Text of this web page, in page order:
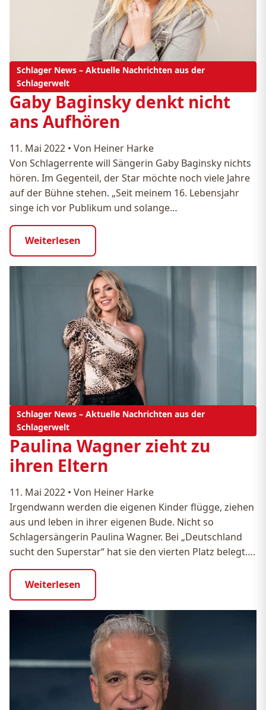
Schlager News – Aktuelle Nachrichten aus der
Schlagerwelt
Gaby Baginsky denkt nicht
ans Aufhören
11. Mai 2022 • Von Heiner Harke
Von Schlagerrente will Sängerin Gaby Baginsky nichts
hören. Im Gegenteil, der Star möchte noch viele Jahre
auf der Bühne stehen. „Seit meinem 16. Lebensjahr
singe ich vor Publikum und solange…
Weiterlesen
Schlager News – Aktuelle Nachrichten aus der
Schlagerwelt
Paulina Wagner zieht zu
ihren Eltern
11. Mai 2022 • Von Heiner Harke
Irgendwann werden die eigenen Kinder flügge, ziehen
aus und leben in ihrer eigenen Bude. Nicht so
Schlagersängerin Paulina Wagner. Bei „Deutschland
sucht den Superstar“ hat sie den vierten Platz belegt….
Weiterlesen